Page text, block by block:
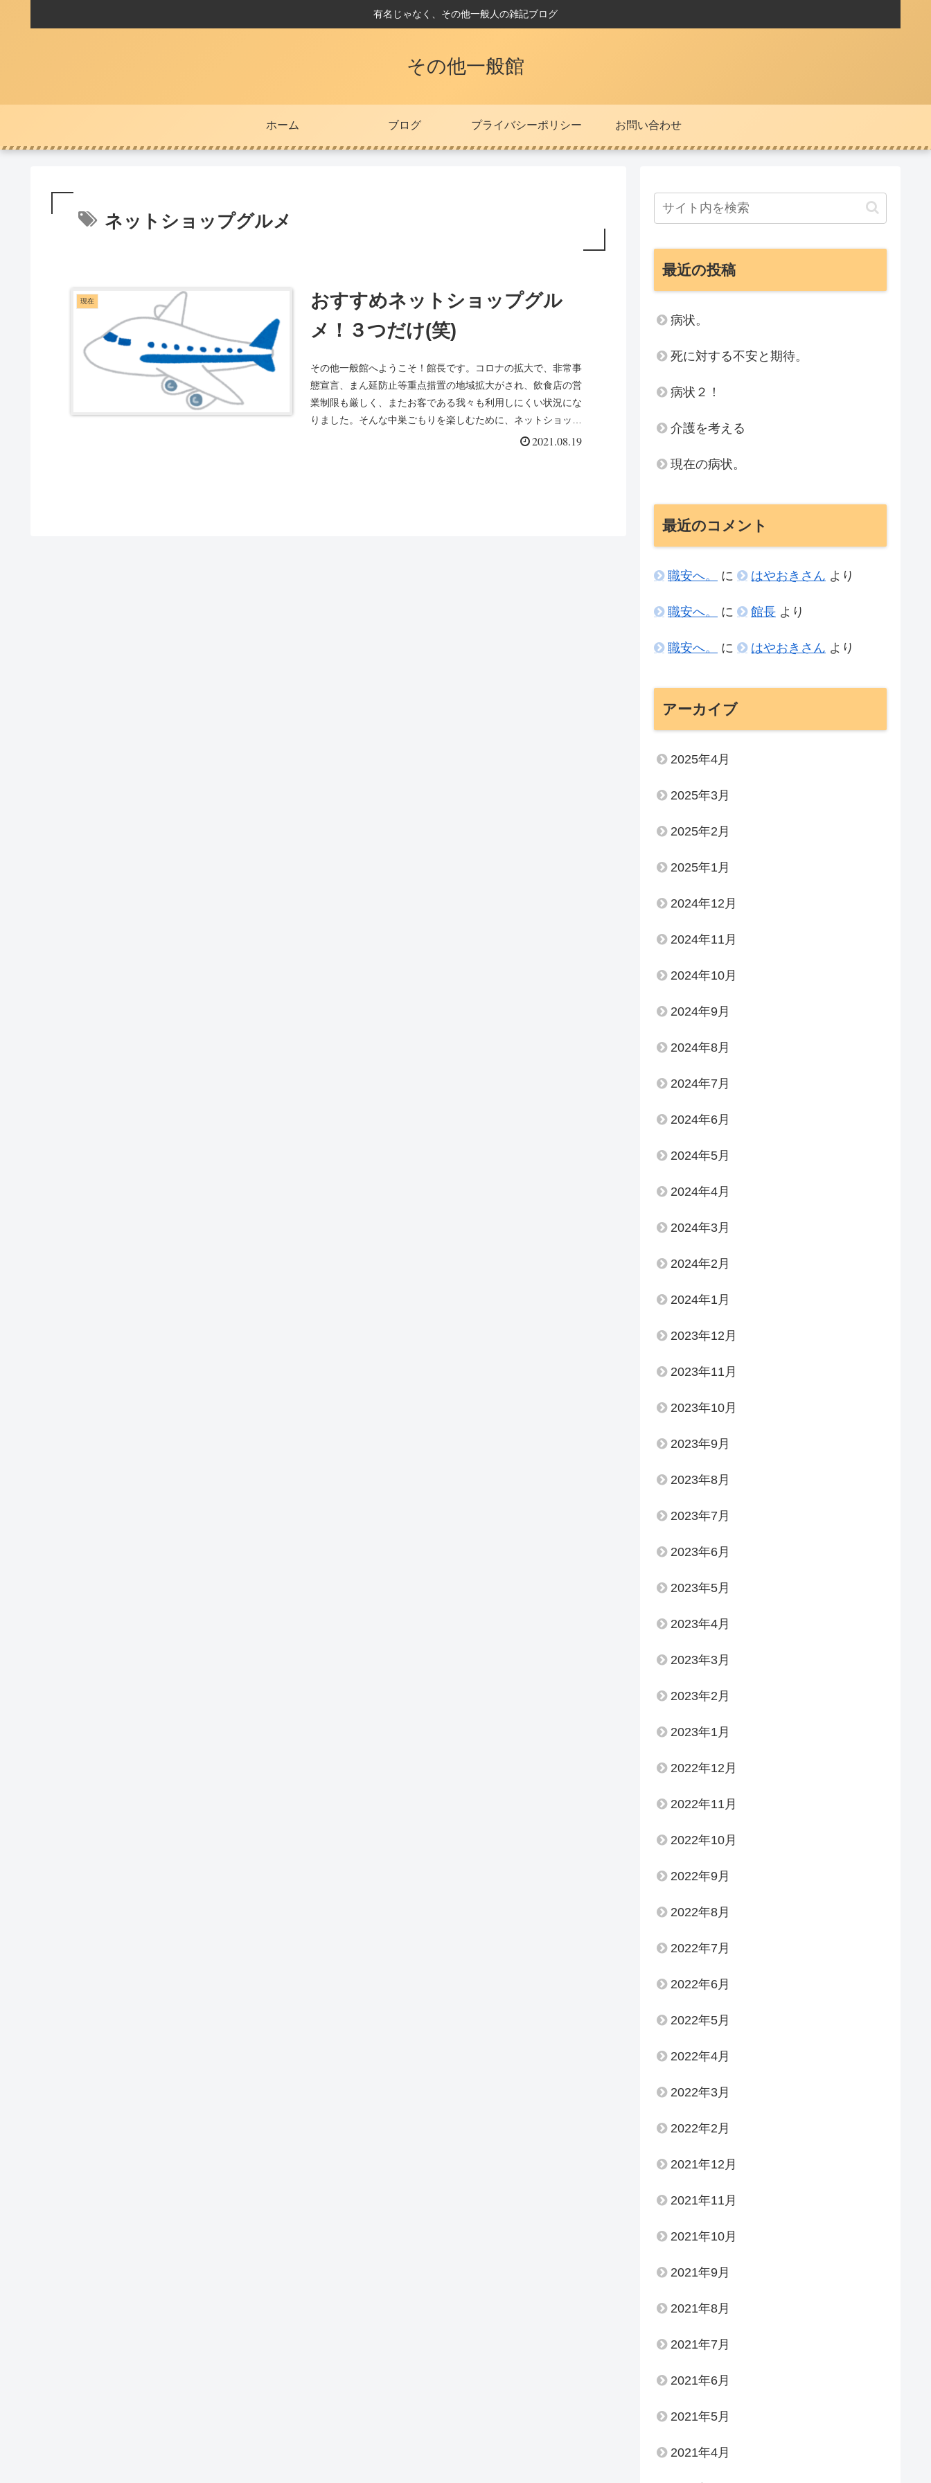
有名じゃなく、その他一般人の雑記ブログ
その他一般館
ホーム ブログ プライバシーポリシー お問い合わせ
ネットショップグルメ
現在
おすすめネットショップグル
メ！３つだけ(笑)
その他一般館へようこそ！館長です。コロナの拡大で、非常事
態宣言、まん延防止等重点措置の地域拡大がされ、飲食店の営
業制限も厳しく、またお客である我々も利用しにくい状況にな
りました。そんな中巣ごもりを楽しむために、ネットショップ
2021.08.19
最近の投稿
病状。
死に対する不安と期待。
病状２！
介護を考える
現在の病状。
最近のコメント
職安へ。 に はやおきさん より
職安へ。 に 館長 より
職安へ。 に はやおきさん より
アーカイブ
2025年4月
2025年3月
2025年2月
2025年1月
2024年12月
2024年11月
2024年10月
2024年9月
2024年8月
2024年7月
2024年6月
2024年5月
2024年4月
2024年3月
2024年2月
2024年1月
2023年12月
2023年11月
2023年10月
2023年9月
2023年8月
2023年7月
2023年6月
2023年5月
2023年4月
2023年3月
2023年2月
2023年1月
2022年12月
2022年11月
2022年10月
2022年9月
2022年8月
2022年7月
2022年6月
2022年5月
2022年4月
2022年3月
2022年2月
2021年12月
2021年11月
2021年10月
2021年9月
2021年8月
2021年7月
2021年6月
2021年5月
2021年4月